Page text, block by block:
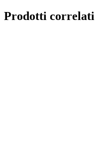
Prodotti correlati